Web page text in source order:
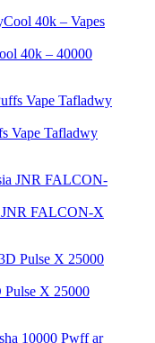
40k – 40000
Vape Tafladwy
JNR FALCON-X
Pulse X 25000